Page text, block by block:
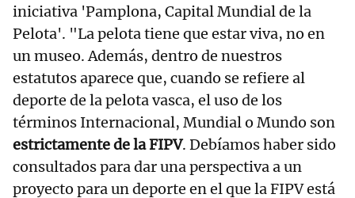
iniciativa 'Pamplona, Capital Mundial de la
Pelota'. "La pelota tiene que estar viva, no en
un museo. Además, dentro de nuestros
estatutos aparece que, cuando se refiere al
deporte de la pelota vasca, el uso de los
términos Internacional, Mundial o Mundo son
estrictamente de la FIPV. Debíamos haber sido
consultados para dar una perspectiva a un
proyecto para un deporte en el que la FIPV está